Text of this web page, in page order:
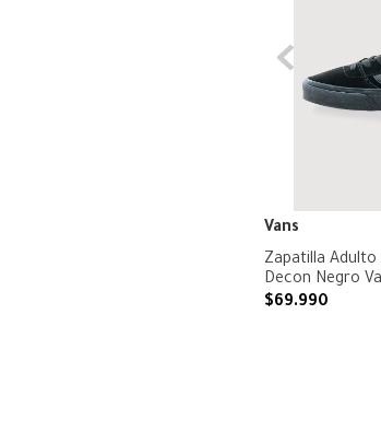
Vans
Zapatilla Adulto
Decon Negro
$69.990